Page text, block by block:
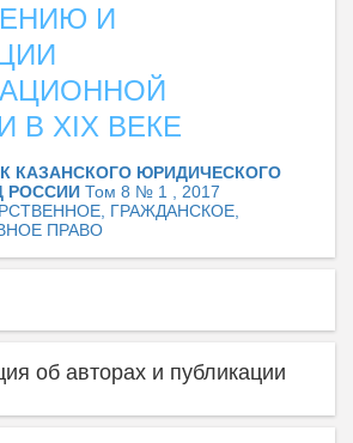
И
В XIX ВЕКЕ
КАЗАНСКОГО ЮРИДИЧЕСКОГО
РОССИИ Том 8 № 1 , 2017
ГРАЖДАНСКОЕ,
ПРАВО
об авторах и публикации